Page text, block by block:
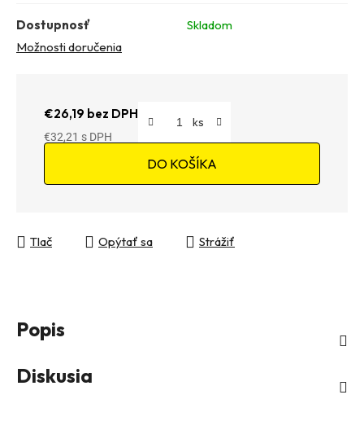
Dostupnosť
Skladom
Možnosti doručenia
€26,19 bez DPH
€32,21
DO KOŠÍKA
Tlač Opýtať sa Strážiť
Popis
Diskusia